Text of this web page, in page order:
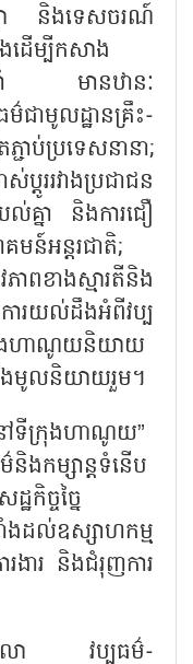
និងទេសចរណ៍
ដើម្បីកសាង
ឆ្នាំ មានឋានៈ
ាមូលដ្ឋានគ្រឹះ-
ាប់ប្រទេសនានា;
តូររវាងប្រជាជន
គ្នា និងការជឿ
មន៍អន្តរជាតិ;
ខាងស្មារតីនិង
រយល់ដឹងអំពីវប្ប
ងហាណូយនិយាយ
មូលនិយាយ​រួម។
នៅទីក្រុងហាណូយ”
ងកម្សាន្ត​ទំនើប
កិច្ចច្នៃ
ដល់ឧស្សាហកម្ម
ងារ និងជំរុញការ
ាលា វប្បធម៌-